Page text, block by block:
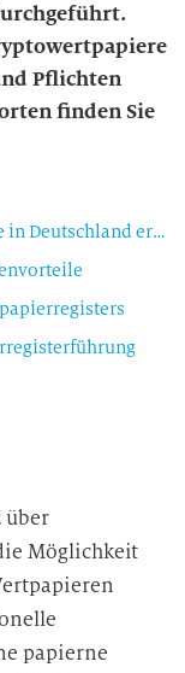
Pflichten
finden Sie
Starkes Wachstum für Kryptowertpapiere in Deutschland erwartet
über
Möglichkeit
papierne